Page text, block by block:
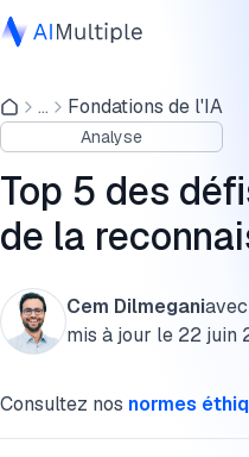
IA agentique
cybersécurité
Données
Logiciel d'entreprise
Services
... Fondations de l'IA
Analyse
Top 5 des
de la
Cem Dilmeganiavec
mis à jour le 22 juin
Consultez nos normes
1. Vie privée et surveillance
3. Sécurité des données et
5. Problèmes éthiques et